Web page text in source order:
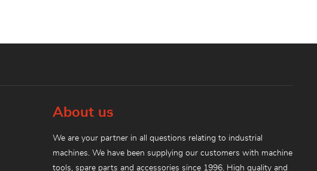
About us
We are your partner in all questions relating to industrial
machines. We have been supplying our customers with machine
tools, spare parts and accessories since 1996. High quality and